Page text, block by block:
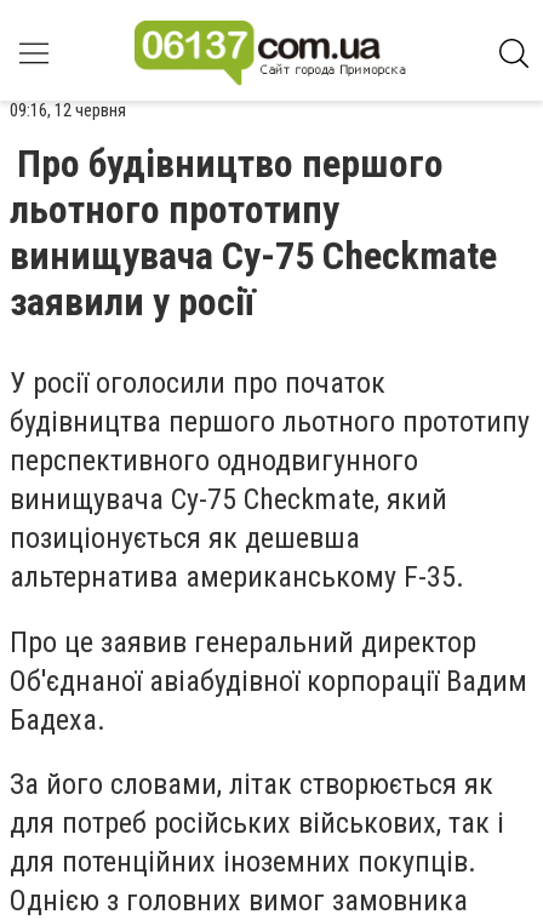
09:16, 12 червня
Про будівництво першого
льотного прототипу
винищувача Су-75 Checkmate
заявили у росії
У росії оголосили про початок
будівництва першого льотного прототипу
перспективного однодвигунного
винищувача Су-75 Checkmate, який
позиціонується як дешевша
альтернатива американському F-35.
Про це заявив генеральний директор
Об'єднаної авіабудівної корпорації Вадим
Бадеха.
За його словами, літак створюється як
для потреб російських військових, так і
для потенційних іноземних покупців.
Однією з головних вимог замовника